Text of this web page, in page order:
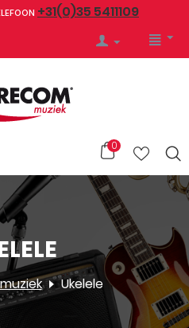
+31(0)35 5411109
0
Ukelele